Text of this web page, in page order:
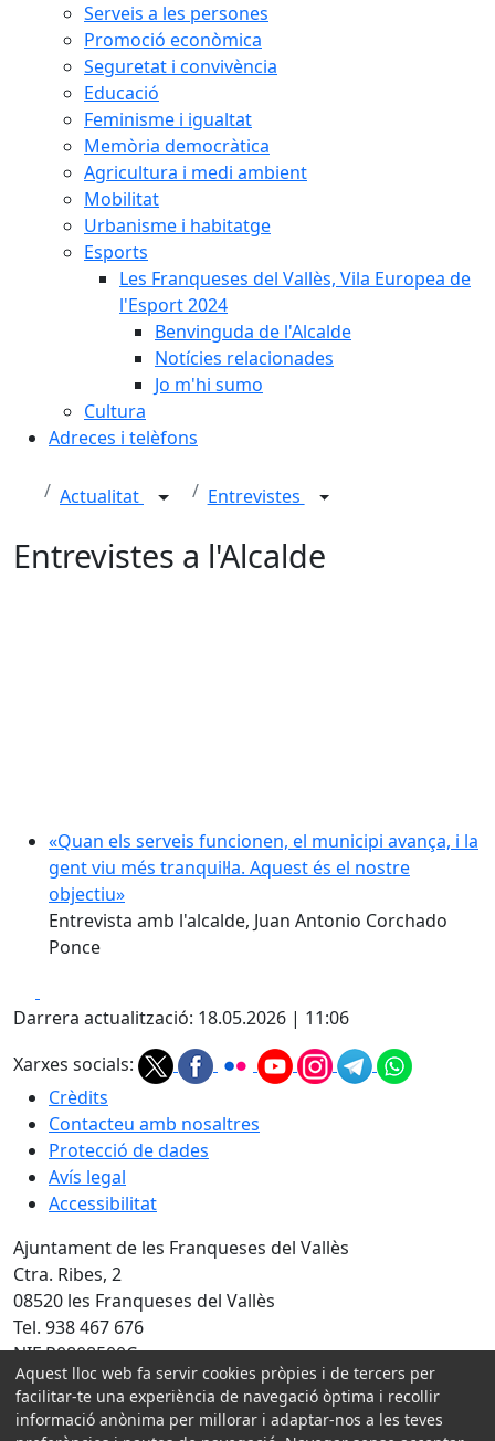
Serveis a les persones
Promoció econòmica
Seguretat i convivència
Educació
Feminisme i igualtat
Memòria democràtica
Agricultura i medi ambient
Mobilitat
Urbanisme i habitatge
Esports
Les Franqueses del Vallès, Vila Europea de
l'Esport 2024
Benvinguda de l'Alcalde
Notícies relacionades
Jo m'hi sumo
Cultura
Adreces i telèfons
Actualitat Entrevistes
Entrevistes a l'Alcalde
«Quan els serveis funcionen, el municipi avança, i la
gent viu més tranquil·la. Aquest és el nostre
objectiu»
Entrevista amb l'alcalde, Juan Antonio Corchado
Ponce
Darrera actualització: 18.05.2026 | 11:06
Xarxes socials:
Crèdits
Contacteu amb nosaltres
Protecció de dades
Avís legal
Accessibilitat
Ajuntament de les Franqueses del Vallès
Ctra. Ribes, 2
08520 les Franqueses del Vallès
Tel. 938 467 676
NIF P0808500C
Amb la col·laboració de:
Aquest lloc web fa servir cookies pròpies i de tercers per
facilitar-te una experiència de navegació òptima i recollir
informació anònima per millorar i adaptar-nos a les teves